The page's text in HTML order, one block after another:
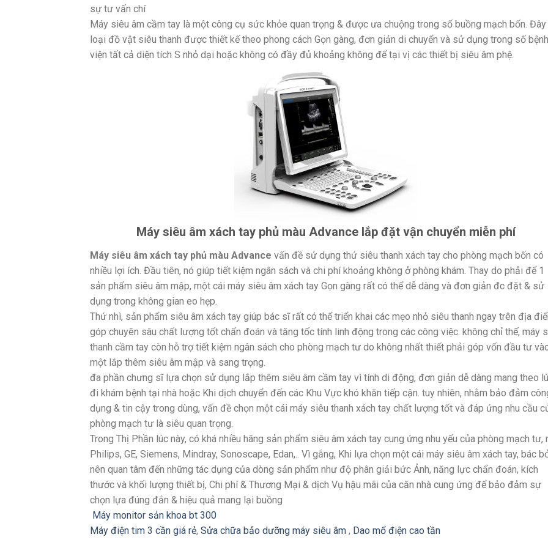
sự tư vấn chí
Máy siêu âm cầm tay là một công cụ sức khỏe quan trọng & được ưa chuộng trong số buồng mạch bốn. Đây
loại đồ vật siêu thanh được thiết kế theo phong cách Gọn gàng, đơn giản di chuyển và sử dụng trong số bệnh
viện tất cả diện tích S nhỏ dại hoặc không có đầy đủ khoảng không để tại vị các thiết bị siêu âm phệ.
Máy siêu âm xách tay phủ màu Advance lắp đặt vận chuyển miễn phí
Máy siêu âm xách tay phủ màu Advance vấn đề sử dụng thứ siêu thanh xách tay cho phòng mạch bốn có
nhiều lợi ích. Đầu tiên, nó giúp tiết kiệm ngân sách và chi phí khoảng không ở phòng khám. Thay do phải để 1
sản phẩm siêu âm mập, một cái máy siêu âm xách tay Gọn gàng rất có thể dễ dàng và đơn giản đc đặt & sử
dụng trong không gian eo hẹp.
Thứ nhì, sản phẩm siêu âm xách tay giúp bác sĩ rất có thể triển khai các mẹo nhỏ siêu thanh ngay trên địa
góp chuyên sâu chất lượng tốt chẩn đoán và tăng tốc tính linh động trong các công việc. không chỉ thế, máy
thanh cầm tay còn hỗ trợ tiết kiệm ngân sách cho phòng mạch tư do không nhất thiết phải góp vốn đầu tư
một lắp thêm siêu âm mập và sang trọng.
đa phần chưng sĩ lựa chọn sử dụng lắp thêm siêu âm cầm tay vì tính di động, đơn giản dễ dàng mang theo
đi khám bệnh tại nhà hoặc Khi dịch chuyển đến các Khu Vực khó khăn tiếp cận. tuy nhiên, nhằm bảo đảm
dụng & tin cậy trong dùng, vấn đề chọn một cái máy siêu thanh xách tay chất lượng tốt và đáp ứng nhu cầu
phòng mạch tư là siêu quan trọng.
Trong Thị Phần lúc này, có khá nhiều hãng sản phẩm siêu âm xách tay cung ứng nhu yếu của phòng mạch tư,
Philips, GE, Siemens, Mindray, Sonoscape, Edan,.. Vì gắng, Khi lựa chọn một cái máy siêu âm xách tay, bác
nên quan tâm đến những tác dụng của dòng sản phẩm như độ phân giải bức Ảnh, năng lực chẩn đoán, kích
thước và khối lượng thiết bị, Chi phí & Thương Mại & dịch Vụ hậu mãi của căn nhà cung ứng để bảo đảm sự
chọn lựa đúng đắn & hiệu quả mang lại buồng
Máy monitor sản khoa bt 300
Máy điện tim 3 cần giá rẻ, Sửa chữa bảo dưỡng máy siêu âm , Dao mổ điện cao tần